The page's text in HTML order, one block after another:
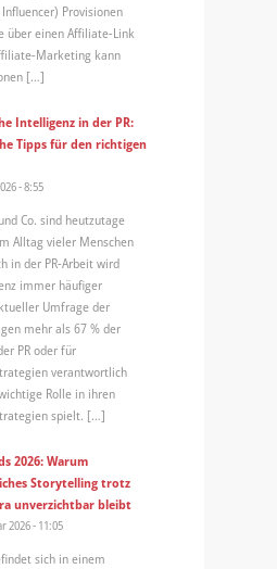
Provisionen
über einen Affiliate-Link
Marketing kann
[…]
Intelligenz in der PR:
Tipps für den richtigen
- 8:55
Co. sind heutzutage
Alltag vieler Menschen
in der PR-Arbeit wird
immer häufiger
Umfrage der
mehr als 67 % der
PR oder für
verantwortlich
Rolle in ihren
spielt. […]
2026: Warum
Storytelling trotz
unverzichtbar bleibt
2026 - 11:05
sich in einem